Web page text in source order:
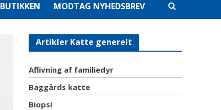
BUTIKKEN MODTAG NYHEDSBREV
Artikler Katte generelt
Aflivning af familiedyr
Baggårds katte
Biopsi